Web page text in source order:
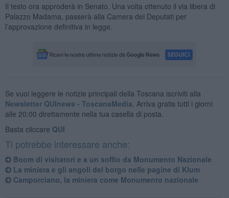
Il testo ora approderà in Senato. Una volta ottenuto il via libera di
Palazzo Madama, passerà alla Camera dei Deputati per
l’approvazione definitiva in legge.
Se vuoi leggere le notizie principali della Toscana iscriviti alla
Newsletter QUInews - ToscanaMedia. Arriva gratis tutti i giorni
alle 20:00 direttamente nella tua casella di posta.
Basta cliccare QUI
Ti potrebbe interessare anche:
Boom di visitatori e a un soffio da Monumento Nazionale
La miniera e gli angoli del borgo nelle pagine di Klum
Camporciano, la miniera come Monumento nazionale